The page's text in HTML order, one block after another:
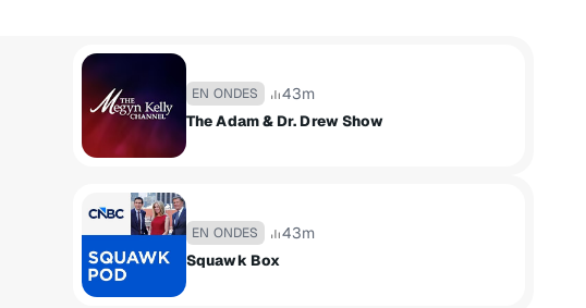
EN ONDES
43m
The Adam & Dr. Drew Show
EN ONDES
43m
Squawk Box